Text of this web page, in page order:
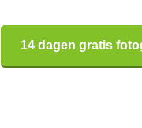
14 dagen gratis